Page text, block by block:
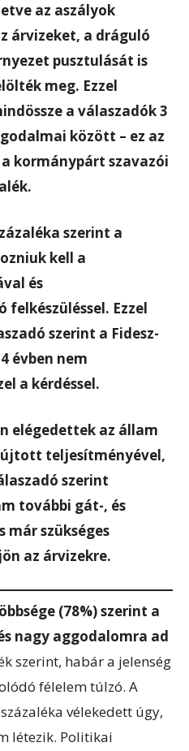
az aszályok
árvizeket, a dráguló
pusztulását is
meg. Ezzel
a válaszadók 3
között – ez az
kormánypárt szavazói
szerint a
kell a
és
Ezzel
szerint a Fidesz-
évben nem
a kérdéssel.
elégedettek az állam
teljesítményével,
szerint
további gát-, és
már szükséges
az árvizekre.
(78%) szerint a
nagy aggodalomra ad
szerint, habár a jelenség
félelem túlzó. A
vélekedett úgy,
létezik. Politikai